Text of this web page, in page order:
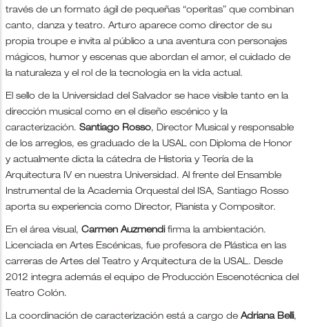
través de un formato ágil de pequeñas “operitas” que combinan
canto, danza y teatro. Arturo aparece como director de su
propia troupe e invita al público a una aventura con personajes
mágicos, humor y escenas que abordan el amor, el cuidado de
la naturaleza y el rol de la tecnología en la vida actual.
El sello de la Universidad del Salvador se hace visible tanto en la
dirección musical como en el diseño escénico y la
caracterización. Santiago Rosso, Director Musical y responsable
de los arreglos, es graduado de la USAL con Diploma de Honor
y actualmente dicta la cátedra de Historia y Teoría de la
Arquitectura IV en nuestra Universidad. Al frente del Ensamble
Instrumental de la Academia Orquestal del ISA, Santiago Rosso
aporta su experiencia como Director, Pianista y Compositor.
En el área visual, Carmen Auzmendifirma la ambientación.
Licenciada en Artes Escénicas, fue profesora de Plástica en las
carreras de Artes del Teatro y Arquitectura de la USAL. Desde
2012 integra además el equipo de Producción Escenotécnica del
Teatro Colón.
La coordinación de caracterización está a cargo de Adriana Belli,